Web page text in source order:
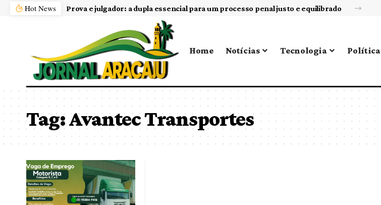
Hot News Prova e julgador: a dupla essencial para um processo penal justo e equilibrado
Home Notícias Tecnologia Política
Tag:Avantec Transportes